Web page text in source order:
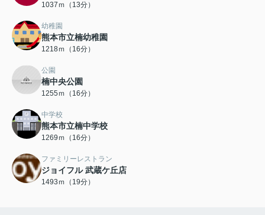
1037ｍ（13分）
幼稚園
熊本市立楠幼稚園
1218ｍ（16分）
公園
楠中央公園
1255ｍ（16分）
中学校
熊本市立楠中学校
1269ｍ（16分）
ファミリーレストラン
ジョイフル 武蔵ケ丘店
1493ｍ（19分）